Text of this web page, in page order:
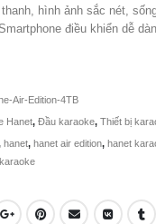
hình ảnh sắc nét,
điều khiển dễ
Air-Edition-4TB
Hanet, Đầu karaoke, Thiết bị
hanet, hanet air edition, hanet